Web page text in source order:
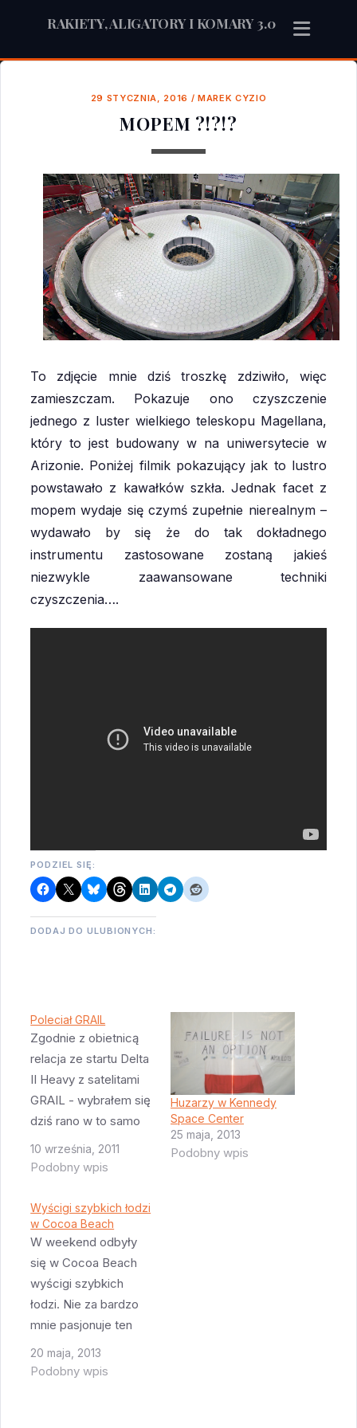
RAKIETY, ALIGATORY I KOMARY 3.0
29 STYCZNIA, 2016 / MAREK CYZIO
MOPEM ?!?!?
To zdjęcie mnie dziś troszkę zdziwiło, więc
zamieszczam. Pokazuje ono czyszczenie
jednego z luster wielkiego teleskopu Magellana,
który to jest budowany w na uniwersytecie w
Arizonie. Poniżej filmik pokazujący jak to lustro
powstawało z kawałków szkła. Jednak facet z
mopem wydaje się czymś zupełnie nierealnym –
wydawało by się że do tak dokładnego
instrumentu zastosowane zostaną jakieś
niezwykle zaawansowane techniki
czyszczenia….
PODZIEL SIĘ:
DODAJ DO ULUBIONYCH:
Poleciał GRAIL
Zgodnie z obietnicą
relacja ze startu Delta
II Heavy z satelitami
GRAIL - wybrałem się
dziś rano w to samo
miejsce co w
czwartek - do Jetty
Canaveral.
Spodziewałem się
większych tłumów niż
w czwartek, bo dziś
sobota, ale myliłem
się - było znacznie
mniej ludzi. Zająłem…
10 września, 2011
Podobny wpis
Huzarzy w Kennedy
Space Center
25 maja, 2013
Podobny wpis
Wyścigi szybkich łodzi
w Cocoa Beach
W weekend odbyły
się w Cocoa Beach
wyścigi szybkich
łodzi. Nie za bardzo
mnie pasjonuje ten
sport, więc wybrałem
się tylko na ostatni
20 maja, 2013
Podobny wpis